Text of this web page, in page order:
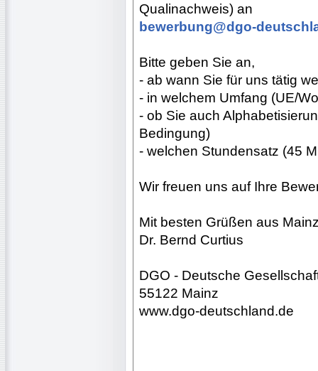
Qualinachweis) an
bewerbung@dgo-
Bitte geben Sie an,
- ab wann Sie für uns tätig
- in welchem Umfang (UE/
- ob Sie auch
Bedingung)
- welchen Stundensatz (45
Wir freuen uns auf Ihre
Mit besten Grüßen aus
Dr. Bernd Curtius
DGO - Deutsche
55122 Mainz
www.dgo-deutschland.de